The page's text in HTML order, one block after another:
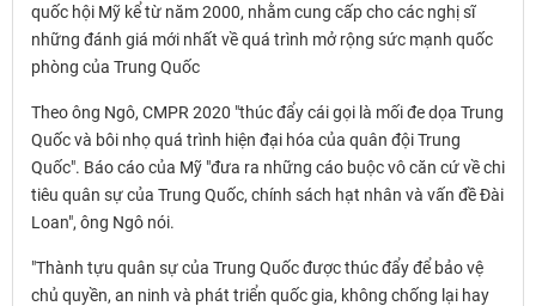
quốc hội Mỹ kể từ năm 2000, nhằm cung cấp cho các nghị sĩ
những đánh giá mới nhất về quá trình mở rộng sức mạnh quốc
phòng của Trung Quốc
Theo ông Ngô, CMPR 2020 "thúc đẩy cái gọi là mối đe dọa Trung
Quốc và bôi nhọ quá trình hiện đại hóa của quân đội Trung
Quốc". Báo cáo của Mỹ "đưa ra những cáo buộc vô căn cứ về chi
tiêu quân sự của Trung Quốc, chính sách hạt nhân và vấn đề Đài
Loan", ông Ngô nói.
"Thành tựu quân sự của Trung Quốc được thúc đẩy để bảo vệ
chủ quyền, an ninh và phát triển quốc gia, không chống lại hay